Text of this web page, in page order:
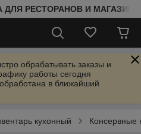
ДЛЯ РЕСТОРАНОВ И
обрабатывать заказы и
работы сегодня
в ближайший
кухонный Консервные